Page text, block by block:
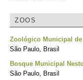
ZOOS
Zoológico Municipal
São Paulo, Brasil
Bosque Municipal
São Paulo, Brasil